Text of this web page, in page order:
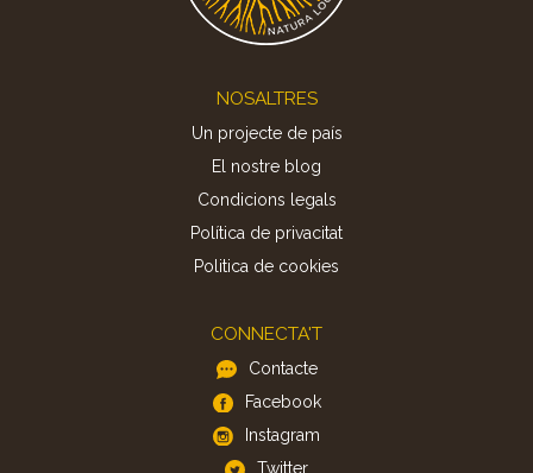
NOSALTRES
Un projecte de país
El nostre blog
Condicions legals
Política de privacitat
Politica de cookies
CONNECTA'T
Contacte
Facebook
Instagram
Twitter